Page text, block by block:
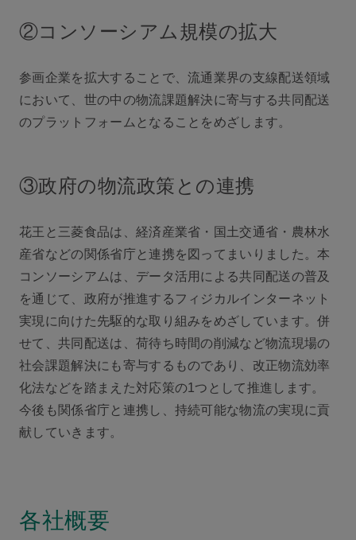
②コンソーシアム規模の拡大
参画企業を拡大することで、流通業界の支線配送領域
において、世の中の物流課題解決に寄与する共同配送
のプラットフォームとなることをめざします。
③政府の物流政策との連携
花王と三菱食品は、経済産業省・国土交通省・農林水
産省などの関係省庁と連携を図ってまいりました。本
コンソーシアムは、データ活用による共同配送の普及
を通じて、政府が推進するフィジカルインターネット
実現に向けた先駆的な取り組みをめざしています。併
せて、共同配送は、荷待ち時間の削減など物流現場の
社会課題解決にも寄与するものであり、改正物流効率
化法などを踏まえた対応策の1つとして推進します。
今後も関係省庁と連携し、持続可能な物流の実現に貢
献していきます。
各社概要